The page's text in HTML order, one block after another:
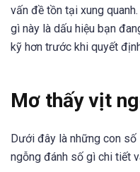
vấn đề tồn tại xung
gì này là dấu hiệu bạn
kỹ hơn trước khi quyết
Mơ thấy vịt
Dưới đây là những con
ngỗng đánh số gì chi tiết